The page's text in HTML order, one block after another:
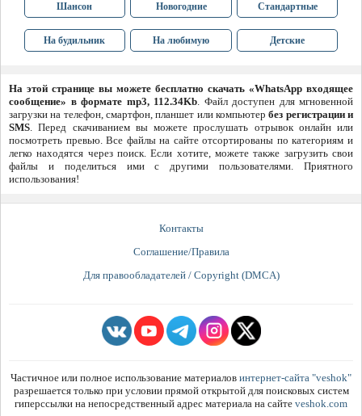
Шансон Новогодние Стандартные
На будильник На любимую Детские
На этой странице вы можете бесплатно скачать «WhatsApp входящее
сообщение» в формате mp3, 112.34Kb. Файл доступен для мгновенной
загрузки на телефон, смартфон, планшет или компьютербез регистрации и
SMS. Перед скачиванием вы можете прослушать отрывок онлайн или
посмотреть превью. Все файлы на сайте отсортированы по категориям и
легко находятся через поиск. Если хотите, можете также загрузить свои
файлы и поделиться ими с другими пользователями. Приятного
использования!
Контакты
Соглашение/Правила
Для правообладателей / Copyright (DMCA)
Частичное или полное использование материалов интернет-сайта "veshok"
разрешается только при условии прямой открытой для поисковых систем
гиперссылки на непосредственный адрес материала на сайте veshok.com